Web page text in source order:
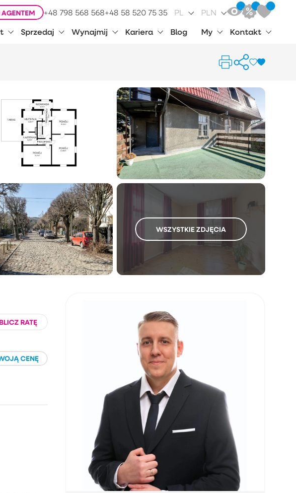
+48 798 568 568+48 58 520 75 35 PL PLN
Sprzedaj Wynajmij Kariera Blog My Kontakt
WSZYSTKIE ZDJĘCIA
RATĘ
CENĘ